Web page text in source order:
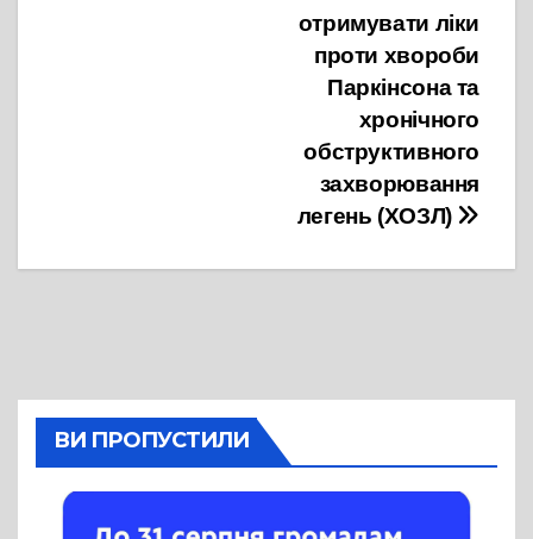
отримувати ліки
проти хвороби
Паркінсона та
хронічного
обструктивного
захворювання
легень (ХОЗЛ)
ВИ ПРОПУСТИЛИ